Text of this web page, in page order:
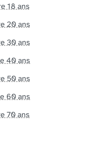
18 ans
20 ans
30 ans
40 ans
50 ans
60 ans
70 ans